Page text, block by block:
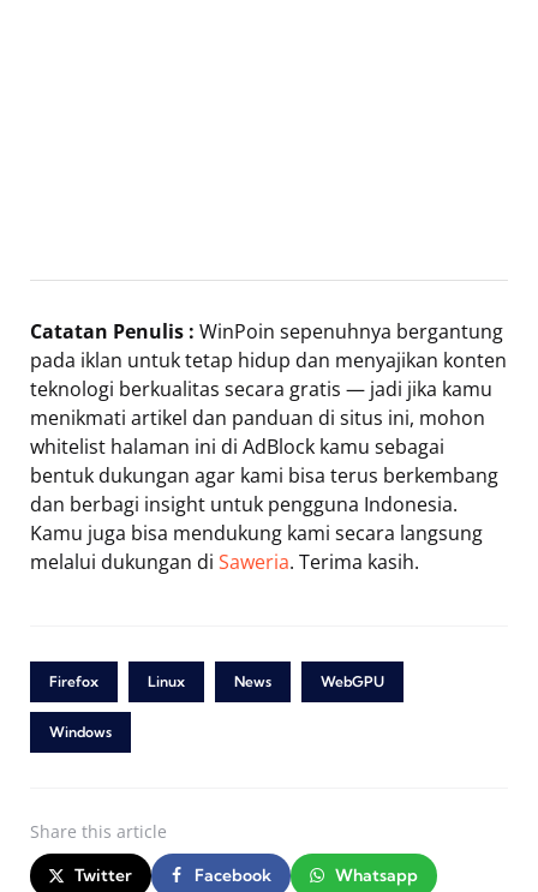
Catatan Penulis : WinPoin sepenuhnya bergantung
pada iklan untuk tetap hidup dan menyajikan konten
teknologi berkualitas secara gratis — jadi jika kamu
menikmati artikel dan panduan di situs ini, mohon
whitelist halaman ini di AdBlock kamu sebagai
bentuk dukungan agar kami bisa terus berkembang
dan berbagi insight untuk pengguna Indonesia.
Kamu juga bisa mendukung kami secara langsung
melalui dukungan di Saweria. Terima kasih.
Firefox Linux News WebGPU
Windows
Share this article
Twitter Facebook Whatsapp